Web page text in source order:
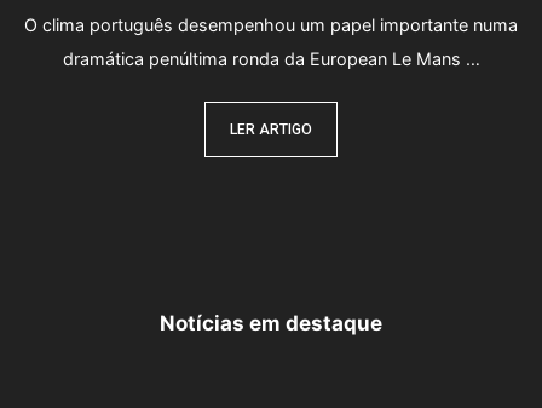
O clima português desempenhou um papel importante numa
dramática penúltima ronda da European Le Mans …
LER ARTIGO
Notícias em destaque